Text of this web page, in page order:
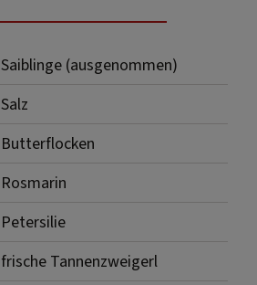
Saiblinge (ausgenommen)
Salz
Butterflocken
Rosmarin
Petersilie
frische Tannenzweigerl